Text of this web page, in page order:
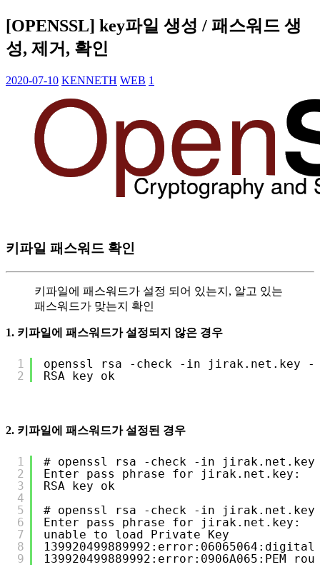
[OPENSSL] key파일 생성 / 패스워드 생
성, 제거, 확인
2020-07-10 KENNETH WEB 1
키파일 패스워드 확인
키파일에 패스워드가 설정 되어 있는지, 알고 있는
패스워드가 맞는지 확인
1. 키파일에 패스워드가 설정되지 않은 경우
1
2
openssl rsa -check -in jirak.net.key -
RSA key ok
2. 키파일에 패스워드가 설정된 경우
1
2
3
4
5
6
7
8
9
# openssl rsa -check -in jirak.net.key
Enter pass phrase for jirak.net.key:
RSA key ok
# openssl rsa -check -in jirak.net.key
Enter pass phrase for jirak.net.key:
unable to load Private Key
139920499889992:error:0906A065:PEM